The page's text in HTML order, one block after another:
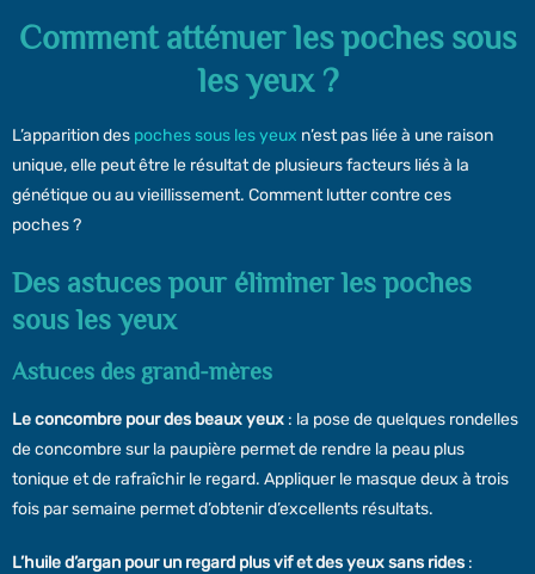
Comment atténuer les poches sous
les yeux ?
L’apparition des poches sous les yeux n’est pas liée à une raison
unique, elle peut être le résultat de plusieurs facteurs liés à la
génétique ou au vieillissement. Comment lutter contre ces
poches ?
Des astuces pour éliminer les poches
sous les yeux
Astuces des grand-mères
Le concombre pour des beaux yeux : la pose de quelques rondelles
de concombre sur la paupière permet de rendre la peau plus
tonique et de rafraîchir le regard. Appliquer le masque deux à trois
fois par semaine permet d’obtenir d’excellents résultats.
L’huile d’argan pour un regard plus vif et des yeux sans rides :